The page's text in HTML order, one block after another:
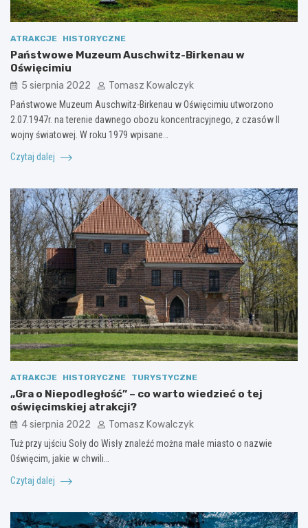
ATRAKCJE HISTORYCZNE
Państwowe Muzeum Auschwitz-Birkenau w
Oświęcimiu
5 sierpnia 2022 Tomasz Kowalczyk
Państwowe Muzeum Auschwitz-Birkenau w Oświęcimiu utworzono
2.07.1947r. na terenie dawnego obozu koncentracyjnego, z czasów II
wojny światowej. W roku 1979 wpisane…
Czytaj dalej
ATRAKCJE HISTORYCZNE TURYSTYCZNE
„Gra o Niepodległość” – co warto wiedzieć o tej
oświęcimskiej atrakcji?
4 sierpnia 2022 Tomasz Kowalczyk
Tuż przy ujściu Soły do Wisły znaleźć można małe miasto o nazwie
Oświęcim, jakie w chwili…
Czytaj dalej